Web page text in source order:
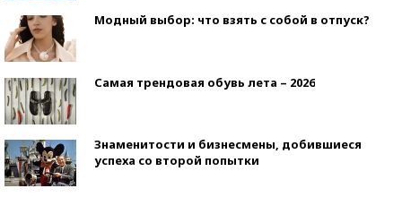
Модный выбор: что взять с собой в отпуск?
Самая трендовая обувь лета – 2026
Знаменитости и бизнесмены, добившиеся
успеха со второй попытки